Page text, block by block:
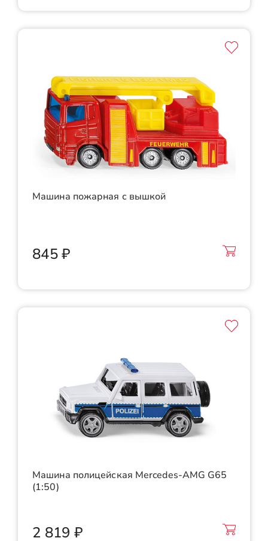
Машина пожарная с вышкой
845 ₽
Машина полицейская Mercedes-AMG G65
(1:50)
2 819 ₽